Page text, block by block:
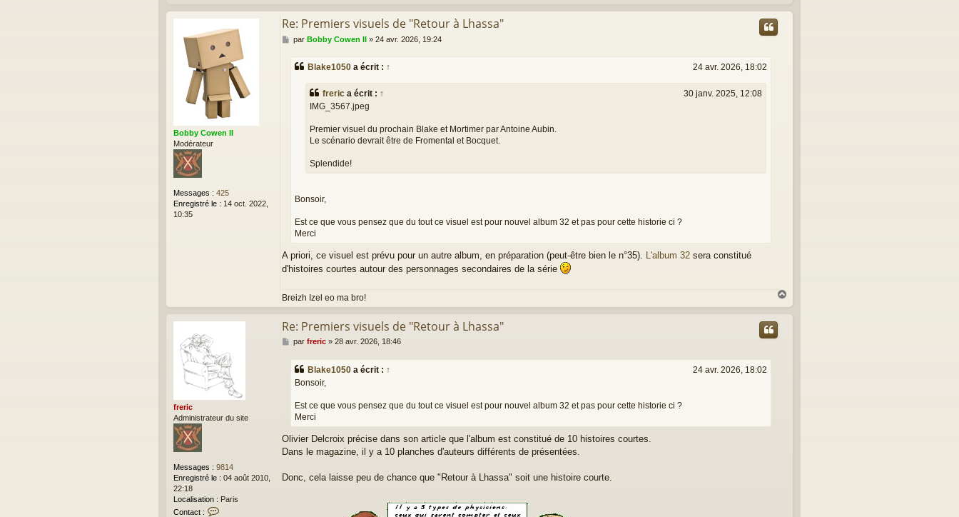
u
Bobby Cowen II
Modérateur
Messages : 425
Enregistré le : 14 oct. 2022,
10:35
Re: Premiers visuels de "Retour à Lhassa"
M
s
par Bobby Cowen II» 24 avr. 2026, 19:24
Blake1050 a écrit : ↑ 24 avr. 2026, 18:02
freric a écrit : ↑
30 janv. 2025, 12:08
IMG_3567.jpeg
Premier visuel du prochain Blake et Mortimer par Antoine Aubin.
Le scénario devrait être de Fromental et Bocquet.
Splendide!
Bonsoir,
Est ce que vous pensez que du tout ce visuel est pour nouvel album 32 et pas pour cette historie ci ?
Merci
A priori, ce visuel est prévu pour un autre album, en préparation (peut-être bien le n°35). L'album 32 sera constitué
d'histoires courtes autour des personnages secondaires de la série
Breizh Izel eo ma bro!
a
u
freric
Administrateur du site
Messages : 9814
Enregistré le : 04 août 2010,
22:18
Localisation : Paris
Contact :
Re: Premiers visuels de "Retour à Lhassa"
M
s
par freric» 28 avr. 2026, 18:46
Blake1050 a écrit : ↑
24 avr. 2026, 18:02
Bonsoir,
Est ce que vous pensez que du tout ce visuel est pour nouvel album 32 et pas pour cette historie ci ?
Merci
Olivier Delcroix précise dans son article que l'album est constitué de 10 histoires courtes.
Dans le magazine, il y a 10 planches d'auteurs différents de présentées.
Donc, cela laisse peu de chance que "Retour à Lhassa" soit une histoire courte.